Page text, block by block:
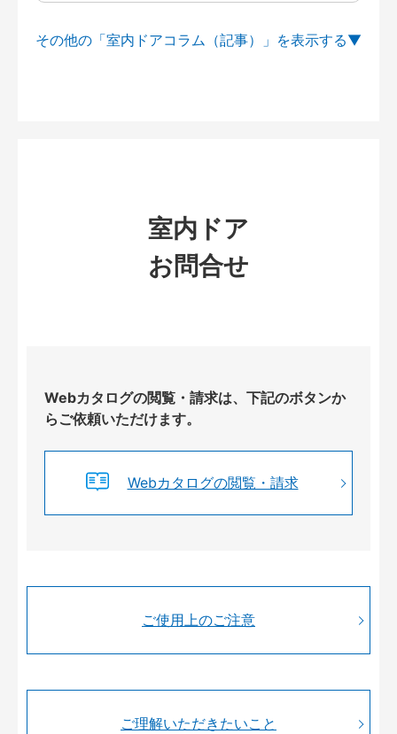
その他の「室内ドアコラム（記事）」を
室内ドア
お問合せ
Webカタログの閲覧・請求は、下記のボタンか
らご依頼いただけます。
Webカタログの閲覧・請求
ご使用上のご注意
ご理解いただきたいこと